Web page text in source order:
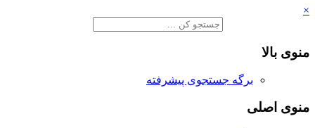
×
منوی بالا
برگه جستجوی پیشرفته
منوی اصلی